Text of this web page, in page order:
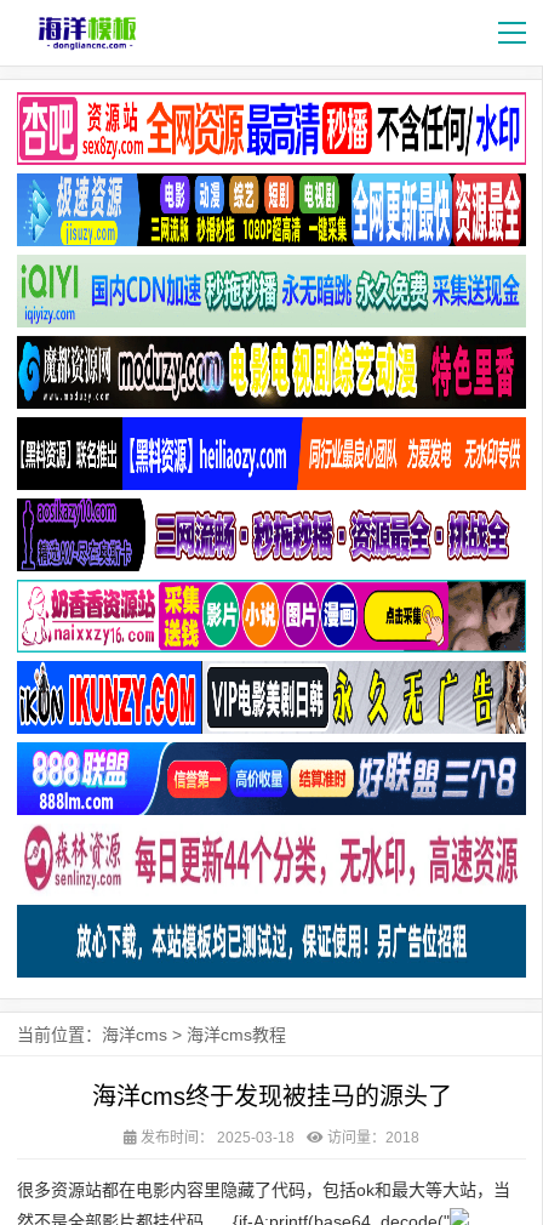
当前位置： 海洋cms > 海洋cms教程
海洋cms终于发现被挂马的源头了
发布时间： 2025-03-18 访问量：2018
很多资源站都在电影内容里隐藏了代码，包括ok和最大等大站，当
然不是全部影片都挂代码......{if-A:printf(base64_decode("